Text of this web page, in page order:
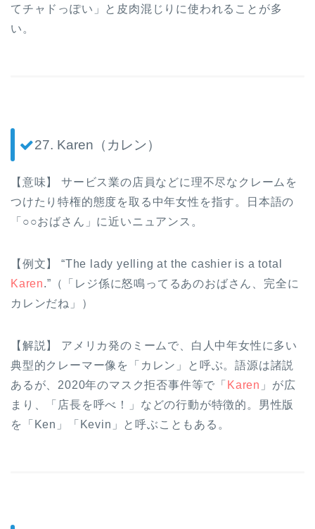
てチャドっぽい」と皮肉混じりに使われることが多
い。
27. Karen（カレン）
【意味】 サービス業の店員などに理不尽なクレームを
つけたり特権的態度を取る中年女性を指す。日本語の
「○○おばさん」に近いニュアンス。
【例文】 “The lady yelling at the cashier is a total
Karen.”（「レジ係に怒鳴ってるあのおばさん、完全に
カレンだね」）
【解説】 アメリカ発のミームで、白人中年女性に多い
典型的クレーマー像を「カレン」と呼ぶ。語源は諸説
あるが、2020年のマスク拒否事件等で「 Karen 」が広
まり、「店長を呼べ！」などの行動が特徴的。男性版
を「Ken」「Kevin」と呼ぶこともある。